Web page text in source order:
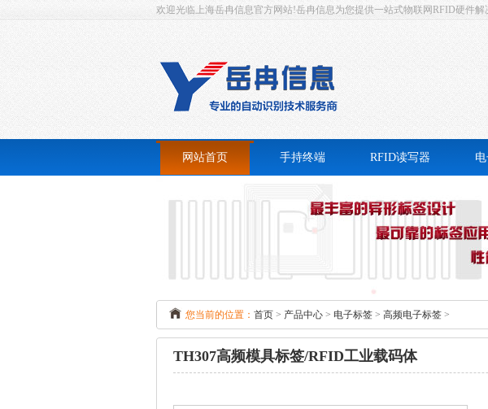
欢迎光临上海岳冉信息官方网站!岳冉信息为您提供一站式物联网RFID硬件
网站首页 手持终端
打印手持终端
RFID读写器
超高频RFID读写器
桌面式RFID读写器
不干
防撕
洗
您当前的位置： 首页 > 产品中心 > 电子标签 > 高频电子标签 >
TH307高频模具标签/RFID工业载码体